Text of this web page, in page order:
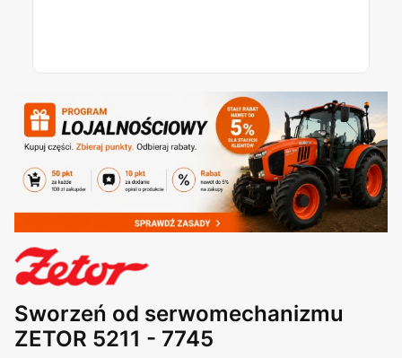
Sworzeń od serwomechanizmu
ZETOR 5211 - 7745